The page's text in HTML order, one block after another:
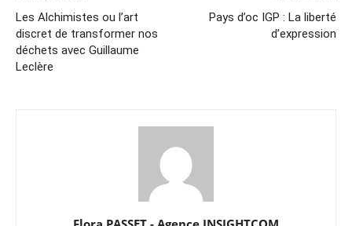
Les Alchimistes ou l’art
discret de transformer nos
déchets avec Guillaume
Leclère
Pays d’oc IGP : La liberté
d’expression